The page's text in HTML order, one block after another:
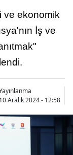
ve ekonomik
İş ve
10 Aralık 2024 - 12:58